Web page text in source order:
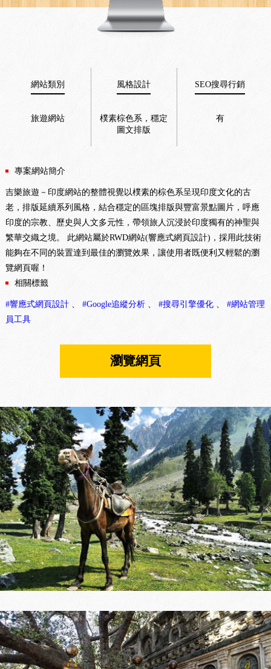
網站類別
旅遊網站
風格設計
樸素棕色系，穩定
圖文排版
SEO搜尋行銷
有
專案網站簡介
吉樂旅遊－印度網站的整體視覺以樸素的棕色系呈現印度文化的古
老，排版延續系列風格，結合穩定的區塊排版與豐富景點圖片，呼應
印度的宗教、歷史與人文多元性，帶領旅人沉浸於印度獨有的神聖與
繁華交織之境。 此網站屬於RWD網站(響應式網頁設計)，採用此技術
能夠在不同的裝置達到最佳的瀏覽效果，讓使用者既便利又輕鬆的瀏
覽網頁喔！
相關標籤
#響應式網頁設計 、 #Google追縱分析 、 #搜尋引擎優化 、 #網站管理
員工具
瀏覽網頁